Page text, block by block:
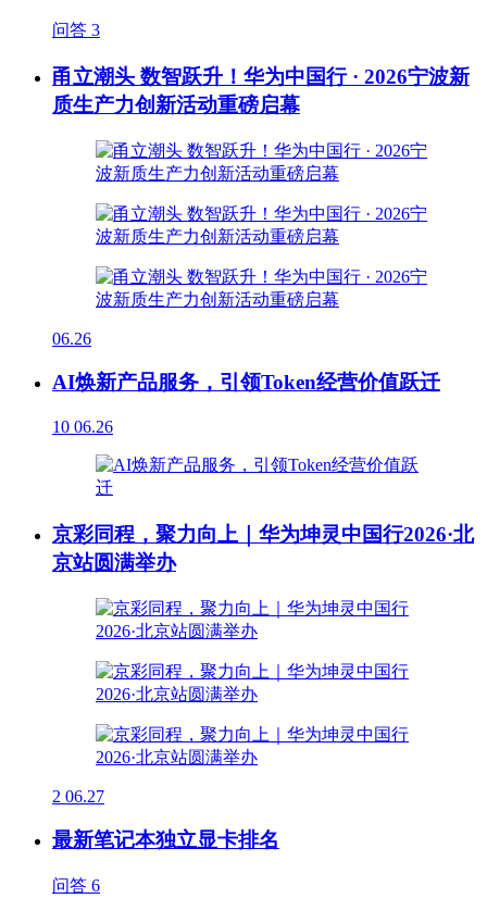
问答 3
甬立潮头 数智跃升！华为中国行 · 2026宁波新
质生产力创新活动重磅启幕
06.26
AI焕新产品服务，引领Token经营价值跃迁
10 06.26
京彩同程，聚力向上｜华为坤灵中国行2026·北
京站圆满举办
2 06.27
最新笔记本独立显卡排名
问答 6